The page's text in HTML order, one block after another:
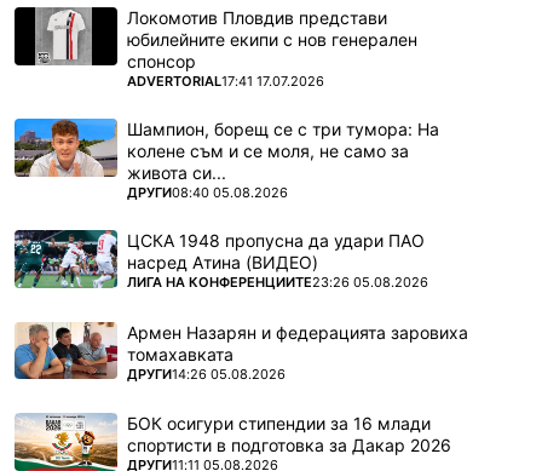
Локомотив Пловдив представи
юбилейните екипи с нов генерален
спонсор
ПОВЕЧЕ ОТ
ADVERTORIAL17:41 17.07.2026
Шампион, борещ се с три тумора: На
колене съм и се моля, не само за
живота си...
ПОВЕЧЕ ОТ
ДРУГИ08:40 05.08.2026
ЦСКА 1948 пропусна да удари ПАО
насред Атина (ВИДЕО)
ПОВЕЧЕ ОТ
ЛИГА НА КОНФЕРЕНЦИИТЕ23:26 05.08.2026
Армен Назарян и федерацията заровиха
томахавката
ПОВЕЧЕ ОТ
ДРУГИ14:26 05.08.2026
БОК осигури стипендии за 16 млади
спортисти в подготовка за Дакар 2026
ПОВЕЧЕ ОТ
ДРУГИ11:11 05.08.2026